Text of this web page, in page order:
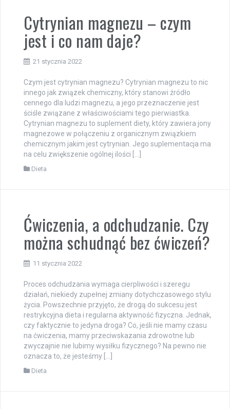
Cytrynian magnezu – czym
jest i co nam daje?
21 stycznia 2022
Czym jest cytrynian magnezu? Cytrynian magnezu to nic
innego jak związek chemiczny, który stanowi źródło
cennego dla ludzi magnezu, a jego przeznaczenie jest
ściśle związane z właściwościami tego pierwiastka.
Cytrynian magnezu to suplement diety, który zawiera jony
magnezowe w połączeniu z organicznym związkiem
chemicznym jakim jest cytrynian. Jego suplementacja ma
na celu zwiększenie ogólnej ilości […]
Dieta
Ćwiczenia, a odchudzanie. Czy
można schudnąć bez ćwiczeń?
11 stycznia 2022
Proces odchudzania wymaga cierpliwości i szeregu
działań, niekiedy zupełnej zmiany dotychczasowego stylu
życia. Powszechnie przyjęto, że drogą do sukcesu jest
restrykcyjna dieta i regularna aktywność fizyczna. Jednak,
czy faktycznie to jedyna droga? Co, jeśli nie mamy czasu
na ćwiczenia, mamy przeciwskazania zdrowotne lub
zwyczajnie nie lubimy wysiłku fizycznego? Na pewno nie
oznacza to, że jesteśmy […]
Dieta